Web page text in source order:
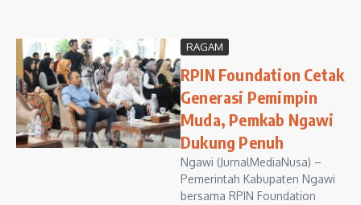
RAGAM
RPIN Foundation Cetak
Generasi Pemimpin
Muda, Pemkab Ngawi
Dukung Penuh
Ngawi (JurnalMediaNusa) –
Pemerintah Kabupaten Ngawi
bersama RPIN Foundation